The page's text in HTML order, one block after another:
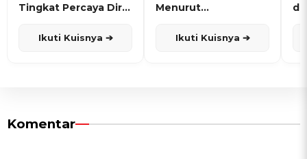
Tingkat Percaya Diri
Ikuti Kuisnya ➔
Menurut
Ikuti Kuisnya ➔
Komentar